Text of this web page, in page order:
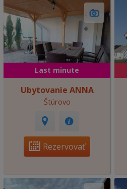
Last minute
Ubytovanie ANNA
Štúrovo
Rezervovať